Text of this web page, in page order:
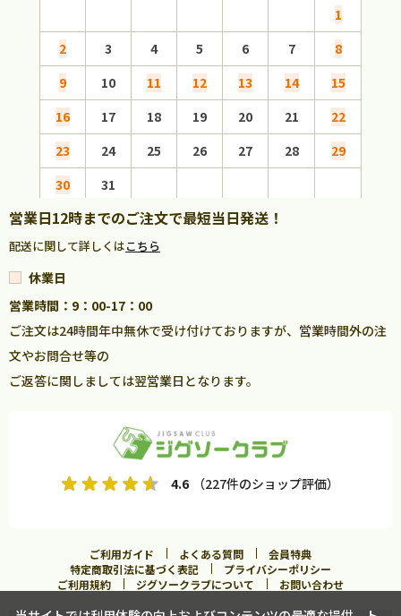
1
2
3 4 5 6 7
8
9
10 11 12 13 14
15
16
17 18 19 20 21
22
23
24 25 26 27 28
29
30
31
営業日12時までのご注文で最短当日発送！
配送に関して詳しくはこちら
休業日
営業時間：9：00-17：00
ご注文は24時間年中無休で受け付けておりますが、営業時間外の注
文やお問合せ等の
ご返答に関しましては翌営業日となります。
4.6 （227件のショップ評価）
ご利用ガイド よくある質問
会員特典
特定商取引法に基づく表記
プライバシーポリシー
ご利用規約
ジグソークラブについて お問い合わせ